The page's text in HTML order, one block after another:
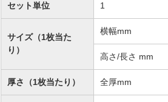
セット単位 1
サイズ（1枚当た
り）
横幅mm
高さ/長さ mm
厚さ（1枚当たり） 全厚mm